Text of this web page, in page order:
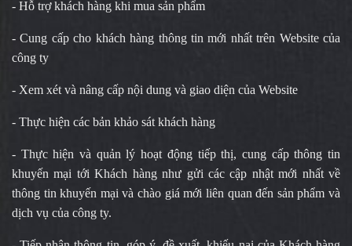
- Hỗ trợ khách hàng khi mua sản phẩm
- Cung cấp cho khách hàng thông tin mới nhất trên Website của
công ty
- Xem xét và nâng cấp nội dung và giao diện của Website
- Thực hiện các bản khảo sát khách hàng
- Thực hiện và quản lý hoạt động tiếp thị, cung cấp thông tin
khuyến mại tới Khách hàng như gửi các cập nhật mới nhất về
thông tin khuyến mại và chào giá mới liên quan đến sản phẩm và
dịch vụ của công ty.